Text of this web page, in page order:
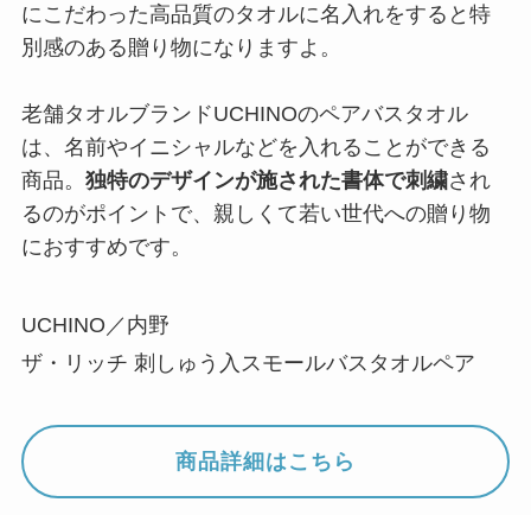
にこだわった高品質のタオルに名入れをすると特
別感のある贈り物になりますよ。
老舗タオルブランドUCHINOのペアバスタオル
は、名前やイニシャルなどを入れることができる
商品。 独特のデザインが施された書体で刺繍され
るのがポイントで、親しくて若い世代への贈り物
におすすめです。
UCHINO／内野
ザ・リッチ 刺しゅう入スモールバスタオルペア
商品詳細はこちら